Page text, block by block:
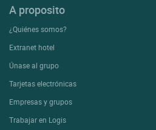
A proposito
¿Quiénes somos?
Extranet hotel
Únase al grupo
Tarjetas electrónicas
Empresas y grupos
Trabajar en Logis